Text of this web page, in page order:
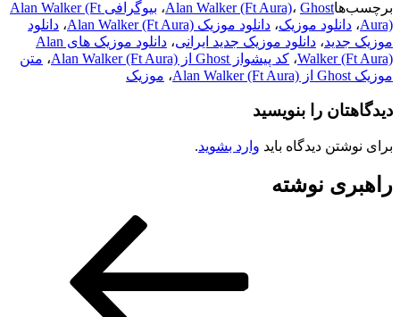
برچسب‌ها
Alan Walker (Ft Aura)، Ghost ،
بیوگرافی Alan Walker (Ft
Aura)، دانلود موزیک، دانلود موزیک Alan Walker (Ft Aura) ، دانلود
موزیک جدید، دانلود موزیک جدید ایرانی،
دانلود موزیک های Alan
Walker (Ft Aura)، کد پیشواز Ghost از Alan Walker (Ft Aura) ، متن
موزیک Ghost از Alan Walker (Ft Aura)
، موزیک
دیدگاهتان را بنویسید
برای نوشتن دیدگاه باید وارد بشوید.
راهبری نوشته